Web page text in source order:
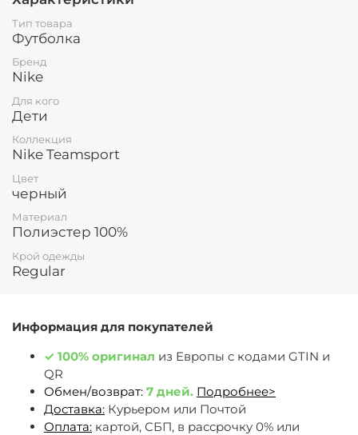
Информация для покупателей
✓ 100% оригинал из Европы c кодами GTIN и
QR
Обмен/возврат: 7 дней. Подробнее>
Доставка: Курьером или Почтой
Оплата: картой, СБП, в рассрочку 0% или
Тип товара
Футболка
Бренд
Nike
Для кого
Дети
Коллекция
Nike Teamsport
Цвет
черный
Материал
Полиэстер 100%
Крой одежды
Regular